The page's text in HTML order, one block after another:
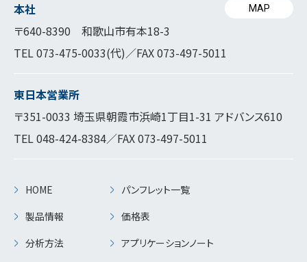
本社
〒640-8390 和歌山市有本18-3
TEL073-475-0033(代)／FAX 073-497-5011
MAP
東日本営業所
〒351-0033 埼玉県朝霞市浜崎1丁目1-31 アドバンス610
TEL048-424-8384／FAX 073-497-5011
HOME
製品情報
分析方法
パンフレット一覧
価格表
アプリケーションノート